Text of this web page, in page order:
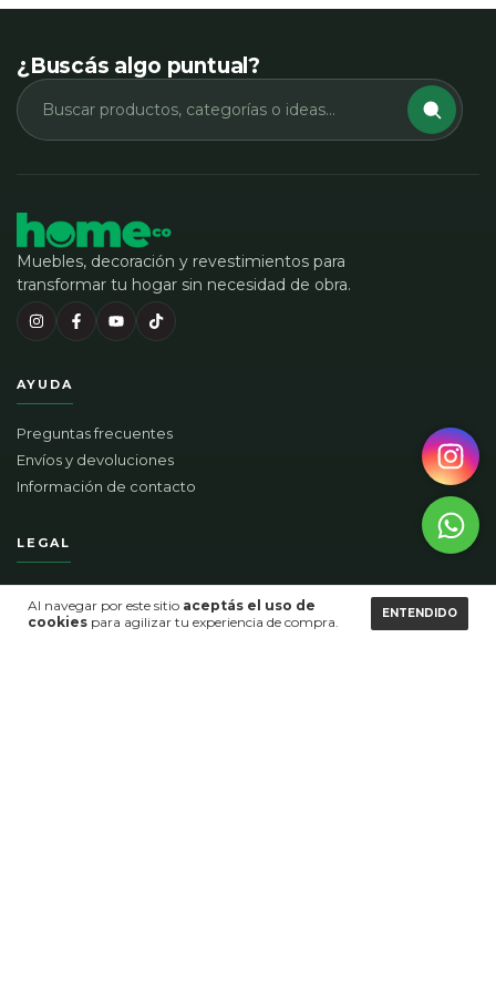
Al navegar por este sitio aceptás el uso de
cookies para agilizar tu experiencia de compra.
ENTENDIDO
¿Buscás algo puntual?
Muebles, decoración y revestimientos para
transformar tu hogar sin necesidad de obra.
AYUDA
Preguntas frecuentes
Envíos y devoluciones
Información de contacto
LEGAL
Información legal